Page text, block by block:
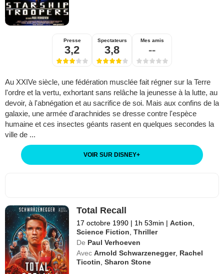
Presse
3,2
Spectateurs
3,8
Mes amis
--
Au XXIVe siècle, une fédération musclée fait régner sur la Terre
l'ordre et la vertu, exhortant sans relâche la jeunesse à la lutte, au
devoir, à l'abnégation et au sacrifice de soi. Mais aux confins de la
galaxie, une armée d'arachnides se dresse contre l'espèce
humaine et ces insectes géants rasent en quelques secondes la
ville de ...
VOIR SUR DISNEY+
Total Recall
17 octobre 1990 | 1h 53min | Action
Science Fiction ,Thriller
De Paul Verhoeven
Avec Arnold Schwarzenegger, Rachel
Ticotin ,Sharon Stone